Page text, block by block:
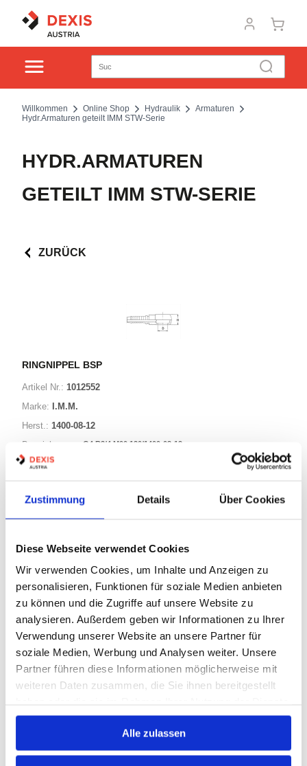
Zustimmung Details Über Cookies
Diese Webseite verwendet Cookies
Wir verwenden Cookies, um Inhalte und Anzeigen zu
personalisieren, Funktionen für soziale Medien anbieten
zu können und die Zugriffe auf unsere Website zu
analysieren. Außerdem geben wir Informationen zu Ihrer
Verwendung unserer Website an unsere Partner für
soziale Medien, Werbung und Analysen weiter. Unsere
Partner führen diese Informationen möglicherweise mit
weiteren Daten zusammen, die Sie ihnen bereitgestellt
gesammelt haben.
Alle zulassen
Willkommen Online Shop Hydraulik
Armaturen
Hydr.Armaturen geteilt IMM STW-Serie
HYDR.ARMATUREN
GETEILT IMM STW-SERIE
ZURÜCK
RINGNIPPEL BSP
Artikel Nr.: 1012552
Marke: I.M.M.
Herst.: 1400-08-12
Bezeichnung:
G4 R3/4 M00 130/1400-08-12
11 Varianten
Auf Lager
Lager anzeigen
PRODUKTBESCHREIBUNG
ALLE SPEZIFIKATIONEN